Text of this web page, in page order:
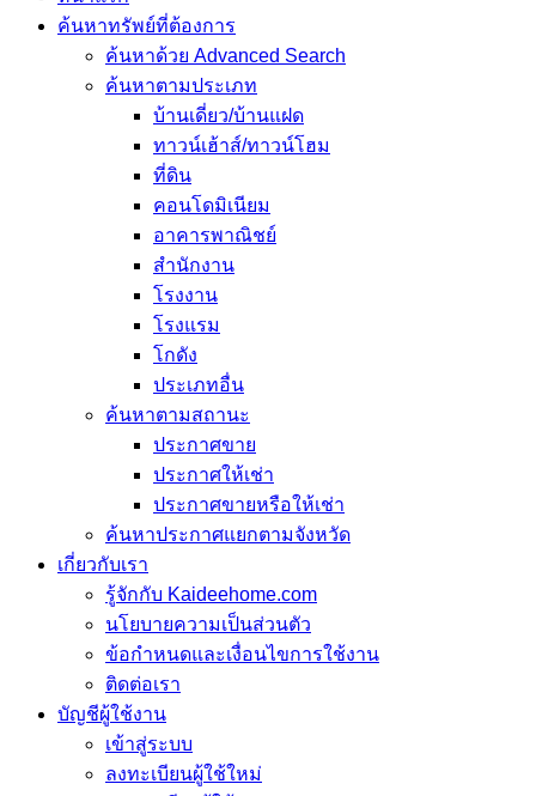
ค้นหาทรัพย์ที่ต้องการ
ค้นหาด้วย Advanced Search
ค้นหาตามประเภท
บ้านเดี่ยว/บ้านแฝด
ทาวน์เฮ้าส์/ทาวน์โฮม
ที่ดิน
คอนโดมิเนียม
อาคารพาณิชย์
สำนักงาน
โรงงาน
โรงแรม
โกดัง
ประเภทอื่น
ค้นหาตามสถานะ
ประกาศขาย
ประกาศให้เช่า
ประกาศขายหรือให้เช่า
ค้นหาประกาศแยกตามจังหวัด
เกี่ยวกับเรา
รู้จักกับ Kaideehome.com
นโยบายความเป็นส่วนตัว
ข้อกำหนดและเงื่อนไขการใช้งาน
ติดต่อเรา
บัญชีผู้ใช้งาน
เข้าสู่ระบบ
ลงทะเบียนผู้ใช้ใหม่